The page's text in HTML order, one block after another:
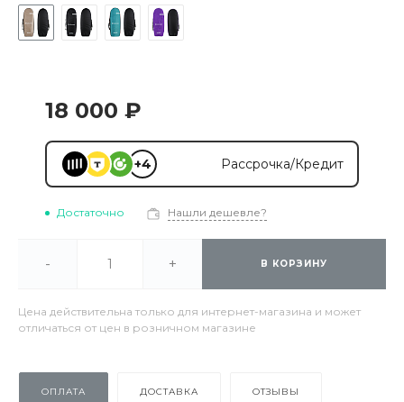
18 000 ₽
+4 Рассрочка/Кредит
Достаточно Нашли дешевле?
- + В КОРЗИНУ
Цена действительна только для интернет-магазина и может
отличаться от цен в розничном магазине
ОПЛАТА ДОСТАВКА ОТЗЫВЫ